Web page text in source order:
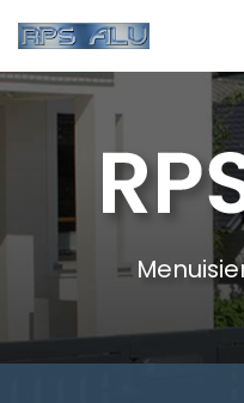
au
contenu
principal